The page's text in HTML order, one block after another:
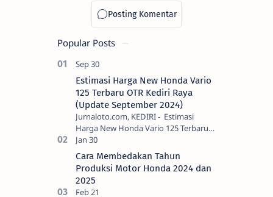
Popular Posts
Estimasi Harga New Honda Vario
125 Terbaru OTR Kediri Raya
(Update September 2024)
Jurnaloto.com, KEDIRI - Estimasi
Harga New Honda Vario 125 Terbaru
OTR Kediri Raya (Update September
2024) Brosis sekalian, PT Astra Honda
Motor (AH…
Cara Membedakan Tahun
Produksi Motor Honda 2024 dan
2025